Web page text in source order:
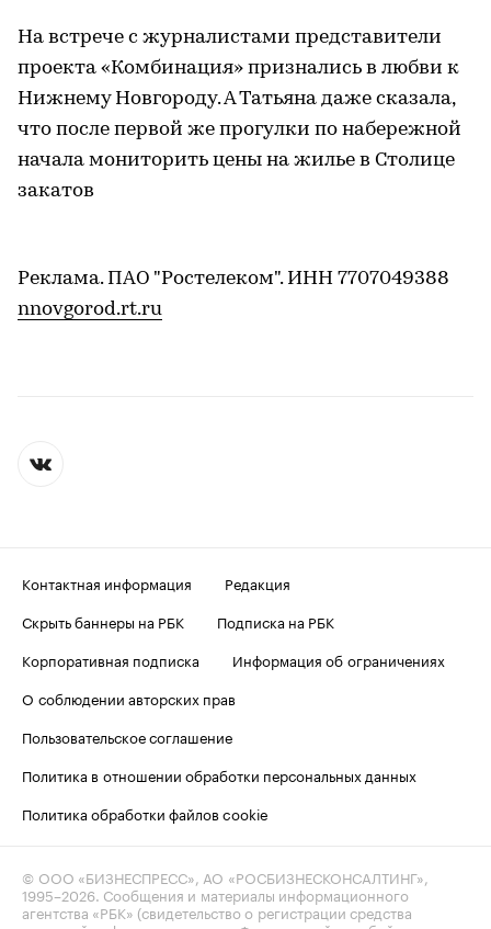
На встрече с журналистами представители
проекта «Комбинация» признались в любви к
Нижнему Новгороду. А Татьяна даже сказала,
что после первой же прогулки по набережной
начала мониторить цены на жилье в Столице
закатов
Реклама. ПАО "Ростелеком". ИНН 7707049388
nnovgorod.rt.ru
Контактная информация
Редакция
Скрыть баннеры на РБК
Подписка на РБК
Корпоративная подписка
Информация об ограничениях
О соблюдении авторских прав
Пользовательское соглашение
Политика в отношении обработки персональных данных
Политика обработки файлов cookie
© ООО «БИЗНЕСПРЕСС», АО «РОСБИЗНЕСКОНСАЛТИНГ»,
1995–2026. Сообщения и материалы информационного
агентства «РБК» (свидетельство о регистрации средства